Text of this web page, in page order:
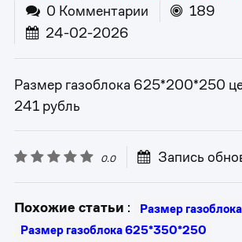
0 Комментарии
189
24-02-2026
Размер газоблока 625*200*250
241 рубль
0.0 Запись
Похожие статьи :
Размер
Размер газоблока 625*350*250